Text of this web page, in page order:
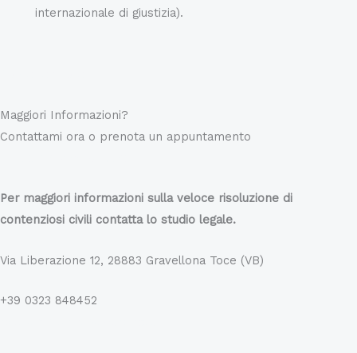
internazionale di giustizia).
Maggiori Informazioni?
Contattami ora o prenota un appuntamento
Per maggiori informazioni sulla veloce risoluzione di
contenziosi civili contatta lo studio legale.
Via Liberazione 12, 28883 Gravellona Toce (VB)
+39 0323 848452